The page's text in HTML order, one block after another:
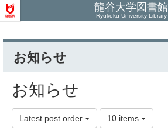
龍谷大学図書館
Ryukoku University Library
お知らせ
お知らせ
Latest post order 10 items